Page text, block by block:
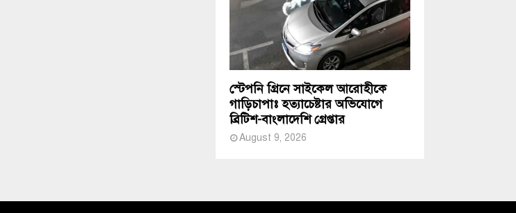
স্টেপনি গ্রিনে সাইকেল আরোহীকে
গাড়িচাপাঃ হত্যাচেষ্টার অভিযোগে
ব্রিটিশ-বাংলাদেশি গ্রেপ্তার
August 9, 2026